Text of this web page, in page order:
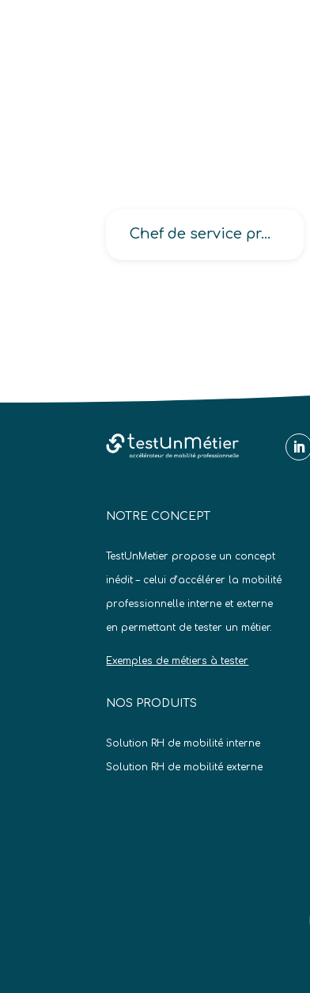
Chef de service prévention générale et ergonomie
NOTRE CONCEPT
TestUnMetier propose un concept
inédit – celui d’accélérer la mobilité
professionnelle interne et externe
en permettant de tester un métier.
Exemples de métiers à tester
NOS PRODUITS
Solution RH de mobilité interne
Solution RH de mobilité externe